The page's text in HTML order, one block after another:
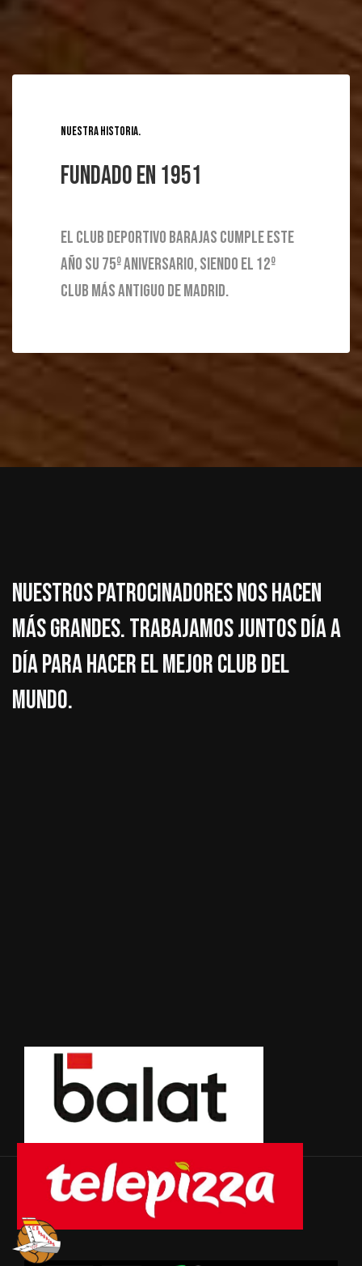
Nuestra historia
Fundado en 1951
El Club Deportivo Barajas cumple este
año su 75º Aniversario, siendo el 12º
club más antiguo de Madrid.
Nuestros patrocinadores nos hacen
más grandes. Trabajamos juntos día a
día para hacer el mejor club del
mundo.